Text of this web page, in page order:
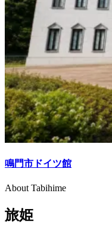
鳴門市ドイツ館
About Tabihime
旅姫